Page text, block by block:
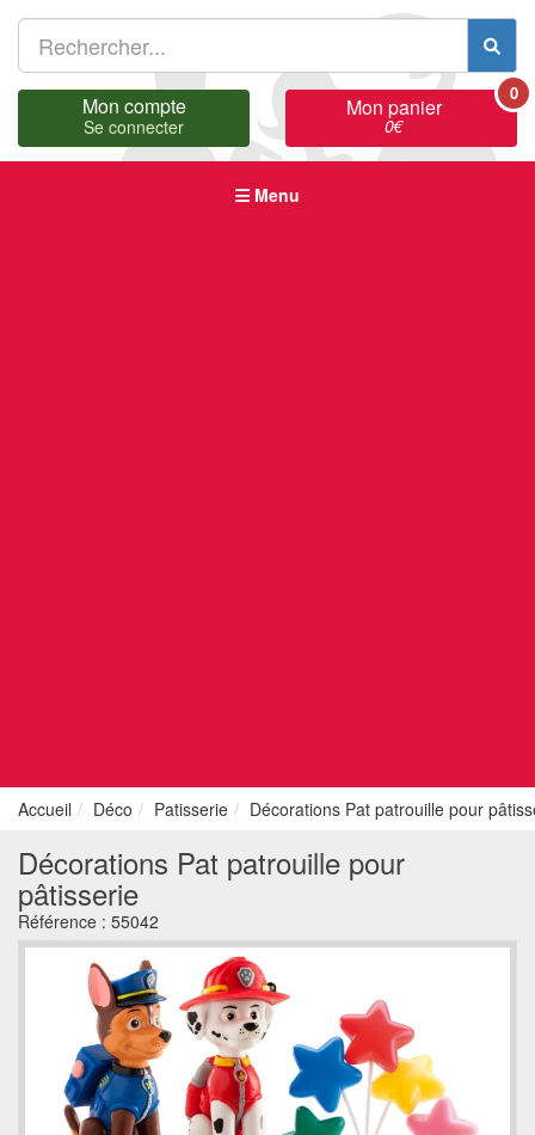
Mon compte
Se connecter
Mon panier
0€
0
Menu
Accueil Déco Patisserie Décorations Pat patrouille pour
Décorations Pat patrouille pour
pâtisserie
Référence : 55042